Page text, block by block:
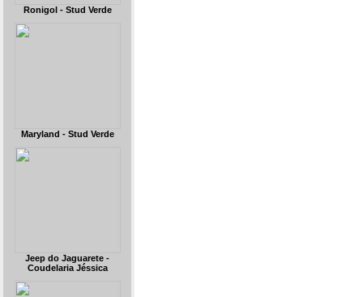
Ronigol - Stud Verde
Maryland - Stud Verde
Jeep do Jaguarete -
Coudelaria Jéssica